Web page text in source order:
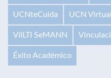
UCNteCuida UCN Virtual
VilLTI SeMANN
Éxito Académico